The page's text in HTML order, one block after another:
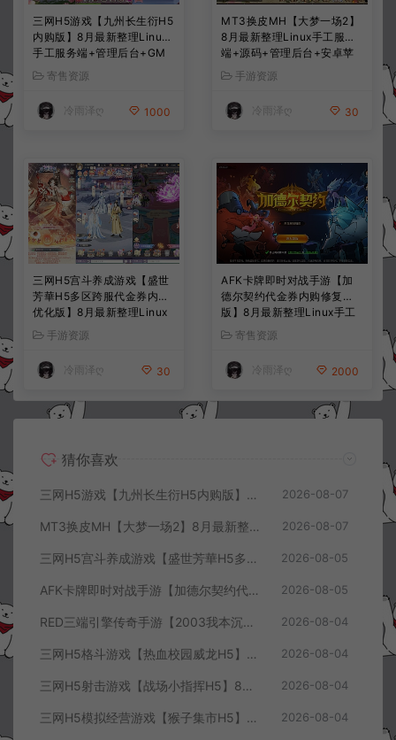
三网H5游戏【九州长生衍H5
内购版】8月最新整理Linux
手工服务端+管理后台+GM
授权后台+简易安卓客户端
+详细搭建教程+视频教程
寄售资源
冷雨泽ღ 1000
MT3换皮MH【大梦一场2】
8月最新整理Linux手工服务
端+源码+管理后台+安卓苹
果双端+详细搭建教程+视频
教程
手游资源
冷雨泽ღ 30
三网H5宫斗养成游戏【盛世
芳華H5多区跨服代金券内购
优化版】8月最新整理Linux
手工服务端+CDK授权后台
+全资源安卓+详细搭建教程
+视频教程
手游资源
冷雨泽ღ 30
AFK卡牌即时对战手游【加
德尔契约代金券内购修复
版】8月最新整理Linux手工
服务端+前后端全套源码+CD
K授权后台+安卓苹果双端
+详细搭建教程+视频教程
寄售资源
冷雨泽ღ 2000
猜你喜欢
三网H5游戏【九州长生衍H5内购版】8月最新整理Linux手工服务端+管理后台+GM授权后台+简易安卓客户端+详细搭建教程+视频教程 2026-08-07
MT3换皮MH【大梦一场2】8月最新整理Linux手工服务端+源码+管理后台+安卓苹果双端+详细搭建教程+视频教程 2026-08-07
三网H5宫斗养成游戏【盛世芳華H5多区跨服代金券内购优化版】8月最新整理Linux手工服务端+CDK授权后台+全资源安卓+详细搭建教程+视频教程 2026-08-05
AFK卡牌即时对战手游【加德尔契约代金券内购修复版】8月最新整理Linux手工服务端+前后端全套源码+CDK授权后台+安卓苹果双端+详细搭建教程+视频教程 2026-08-05
RED三端引擎传奇手游【2003我本沉默三职业】8月最新整理Win一键服务端+PC安卓+详细搭建教程 2026-08-04
三网H5格斗游戏【热血校园威龙H5】8月最新整理Linux手工服务端+Win一键服务端+解压即玩+简易安卓客户端+详细搭建教程 2026-08-04
三网H5射击游戏【战场小指挥H5】8月最新整理Linux手工服务端+Win一键服务端+解压即玩+简易安卓客户端+详细搭建教程 2026-08-04
三网H5模拟经营游戏【猴子集市H5】8月最新整理Linux手工服务端+Win一键服务端+解压即玩+简易安卓客户端+详细搭建教程 2026-08-04